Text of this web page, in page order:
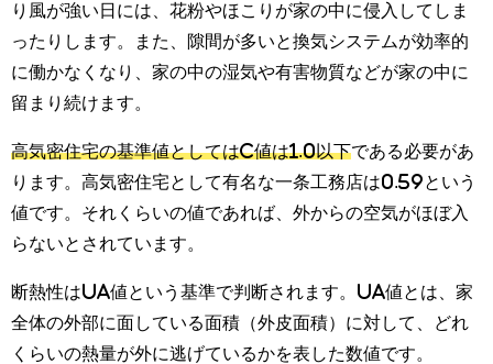
り風が強い日には、花粉やほこりが家の中に侵入してしま
ったりします。また、隙間が多いと換気システムが効率的
に働かなくなり、家の中の湿気や有害物質などが家の中に
留まり続けます。
高気密住宅の基準値としてはC値は1.0以下である必要があ
ります。高気密住宅として有名な一条工務店は0.59という
値です。それくらいの値であれば、外からの空気がほぼ入
らないとされています。
断熱性はUA値という基準で判断されます。UA値とは、家
全体の外部に面している面積（外皮面積）に対して、どれ
くらいの熱量が外に逃げているかを表した数値です。